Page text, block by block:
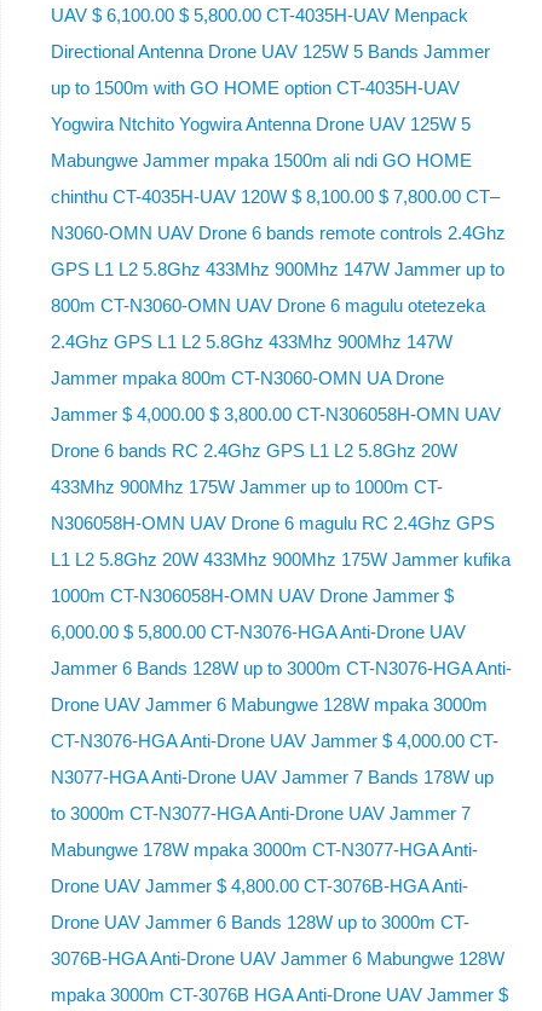
UAV $ 6,100.00 $ 5,800.00 CT-4035H-UAV Menpack
Directional Antenna Drone UAV 125W 5 Bands Jammer
up to 1500m with GO HOME option CT-4035H-UAV
Yogwira Ntchito Yogwira Antenna Drone UAV 125W 5
Mabungwe Jammer mpaka 1500m ali ndi GO HOME
chinthu CT-4035H-UAV 120W $ 8,100.00 $ 7,800.00 CT–
N3060-OMN UAV Drone 6 bands remote controls 2.4Ghz
GPS L1 L2 5.8Ghz 433Mhz 900Mhz 147W Jammer up to
800m CT-N3060-OMN UAV Drone 6 magulu otetezeka
2.4Ghz GPS L1 L2 5.8Ghz 433Mhz 900Mhz 147W
Jammer mpaka 800m CT-N3060-OMN UA Drone
Jammer $ 4,000.00 $ 3,800.00 CT-N306058H-OMN UAV
Drone 6 bands RC 2.4Ghz GPS L1 L2 5.8Ghz 20W
433Mhz 900Mhz 175W Jammer up to 1000m CT-
N306058H-OMN UAV Drone 6 magulu RC 2.4Ghz GPS
L1 L2 5.8Ghz 20W 433Mhz 900Mhz 175W Jammer kufika
1000m CT-N306058H-OMN UAV Drone Jammer $
6,000.00 $ 5,800.00 CT-N3076-HGA Anti-Drone UAV
Jammer 6 Bands 128W up to 3000m CT-N3076-HGA ​​Anti-
Drone UAV Jammer 6 Mabungwe 128W mpaka 3000m
CT-N3076-HGA ​​Anti-Drone UAV Jammer $ 4,000.00 CT-
N3077-HGA Anti-Drone UAV Jammer 7 Bands 178W up
to 3000m CT-N3077-HGA Anti-Drone UAV Jammer 7
Mabungwe 178W mpaka 3000m CT-N3077-HGA Anti-
Drone UAV Jammer $ 4,800.00 CT-3076B-HGA Anti-
Drone UAV Jammer 6 Bands 128W up to 3000m CT-
3076B-HGA Anti-Drone UAV Jammer 6 Mabungwe 128W
mpaka 3000m CT-3076B HGA Anti-Drone UAV Jammer $